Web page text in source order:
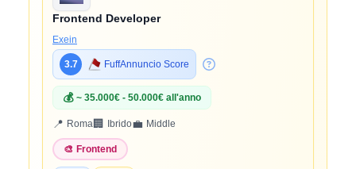
Frontend Developer
Exein
3.7 FuffAnnuncio Score
💰 ~ 35.000€ - 50.000€ all'anno
📍 Roma🏢 Ibrido💼 Middle
🎨 Frontend